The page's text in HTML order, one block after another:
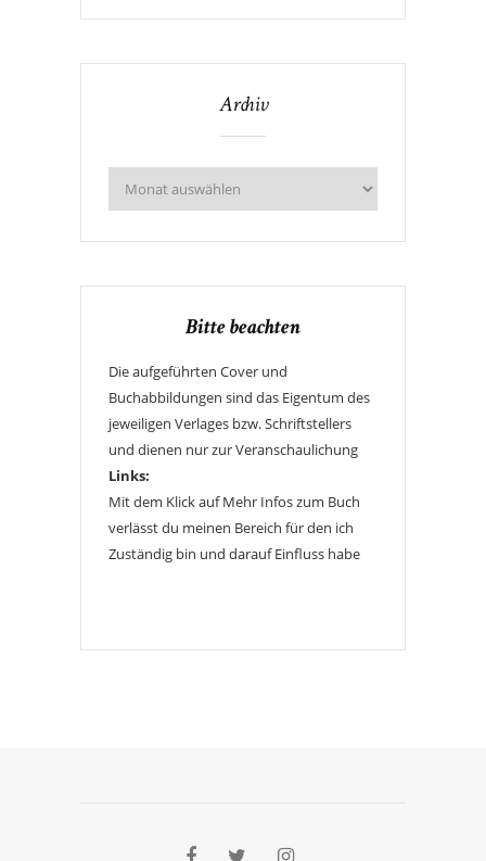
Archiv
Bitte beachten
Die aufgeführten Cover und
Buchabbildungen sind das Eigentum des
jeweiligen Verlages bzw. Schriftstellers
und dienen nur zur Veranschaulichung
Links:
Mit dem Klick auf Mehr Infos zum Buch
verlässt du meinen Bereich für den ich
Zuständig bin und darauf Einfluss habe